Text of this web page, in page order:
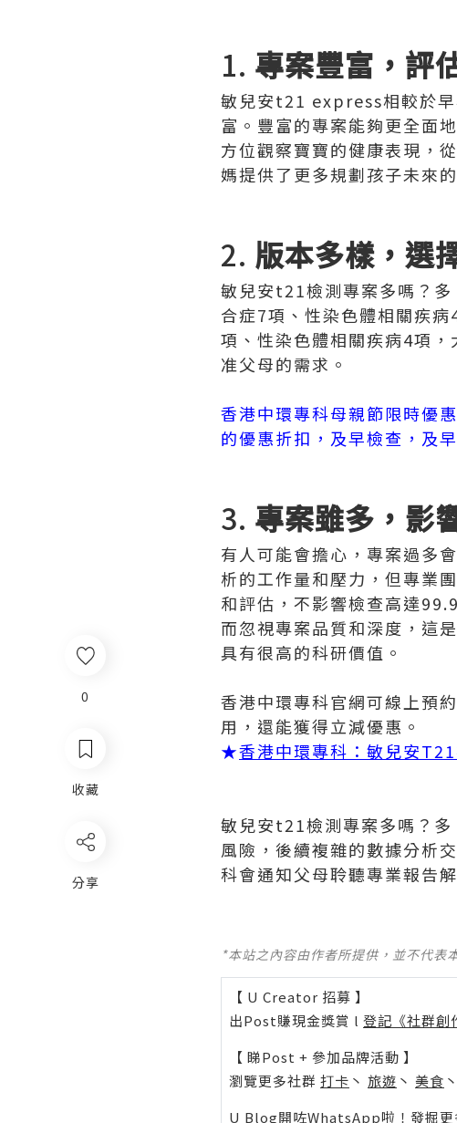
0
收藏
分享
1. 專案豐富，評
敏兒安t21 express相較於早
富。豐富的專案能夠更全面
方位觀察寶寶的健康表現，
媽提供了更多規劃孩子未來
2. 版本多樣，選
敏兒安t21檢測專案多嗎？
合症7項、性染色體相關疾
項、性染色體相關疾病4項
准父母的需求。
香港中環專科母親節限時優
的優惠折扣，及早檢查，及
3. 專案雖多，影
有人可能會擔心，專案過多
析的工作量和壓力，但專業
和評估，不影響檢查高達
而忽視專案品質和深度，這
具有很高的科研價值。
香港中環專科官網可線上預
用，還能獲得立減優惠。
★香港中環專科：敏兒安
敏兒安t21檢測專案多嗎？
風險，後續複雜的數據分析
科會通知父母聆聽專業報告
*本站之內容由作者所提供，並不代表
【 U Creator 招募 】
出Post賺現金獎賞 l 登記《社群創
【 睇Post + 參加品牌活動 】
瀏覽更多社群 打卡 丶 旅遊 丶 美食 丶
U Blog開咗WhatsApp啦！發掘更